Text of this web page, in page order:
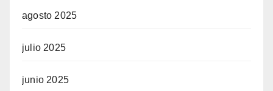
agosto 2025
julio 2025
junio 2025